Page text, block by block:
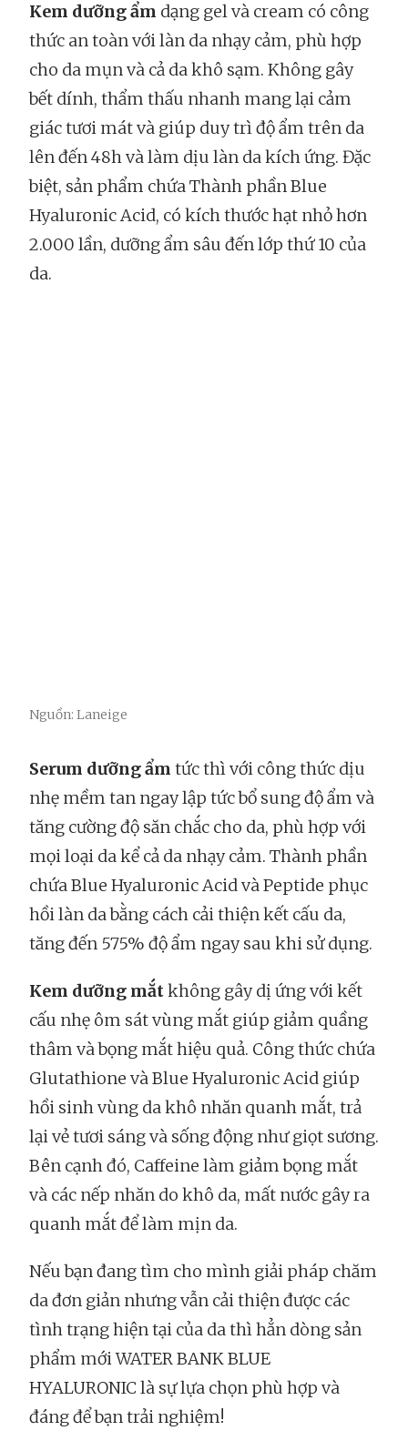
Kem dưỡng ẩm dạng gel và cream có công
thức an toàn với làn da nhạy cảm, phù hợp
cho da mụn và cả da khô sạm. Không gây
bết dính, thẩm thấu nhanh mang lại cảm
giác tươi mát và giúp duy trì độ ẩm trên da
lên đến 48h và làm dịu làn da kích ứng. Đặc
biệt, sản phẩm chứa Thành phần Blue
Hyaluronic Acid, có kích thước hạt nhỏ hơn
2.000 lần, dưỡng ẩm sâu đến lớp thứ 10 của
da.
Nguồn: Laneige
Serum dưỡng ẩm tức thì với công thức dịu
nhẹ mềm tan ngay lập tức bổ sung độ ẩm và
tăng cường độ săn chắc cho da, phù hợp với
mọi loại da kể cả da nhạy cảm. Thành phần
chứa Blue Hyaluronic Acid và Peptide phục
hồi làn da bằng cách cải thiện kết cấu da,
tăng đến 575% độ ẩm ngay sau khi sử dụng.
Kem dưỡng mắtkhông gây dị ứng với kết
cấu nhẹ ôm sát vùng mắt giúp giảm quầng
thâm và bọng mắt hiệu quả. Công thức chứa
Glutathione và Blue Hyaluronic Acid giúp
hồi sinh vùng da khô nhăn quanh mắt, trả
lại vẻ tươi sáng và sống động như giọt sương.
Bên cạnh đó, Caffeine làm giảm bọng mắt
và các nếp nhăn do khô da, mất nước gây ra
quanh mắt để làm mịn da.
Nếu bạn đang tìm cho mình giải pháp chăm
da đơn giản nhưng vẫn cải thiện được các
tình trạng hiện tại của da thì hẳn dòng sản
phẩm mới WATER BANK BLUE
HYALURONIC là sự lựa chọn phù hợp và
đáng để bạn trải nghiệm!